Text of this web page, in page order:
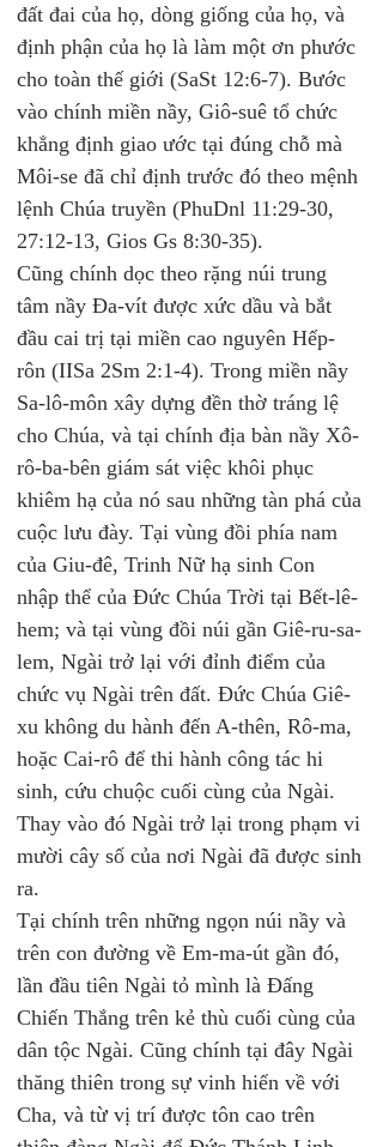
đất đai của họ, dòng giống của họ, và
định phận của họ là làm một ơn phước
cho toàn thế giới (SaSt 12:6-7). Bước
vào chính miền nầy, Giô-suê tổ chức
khẳng định giao ước tại đúng chỗ mà
Môi-se đã chỉ định trước đó theo mệnh
lệnh Chúa truyền (PhuDnl 11:29-30,
27:12-13, Gios Gs 8:30-35).
Cũng chính dọc theo rặng núi trung
tâm nầy Đa-vít được xức dầu và bắt
đầu cai trị tại miền cao nguyên Hếp-
rôn (IISa 2Sm 2:1-4). Trong miền nầy
Sa-lô-môn xây dựng đền thờ tráng lệ
cho Chúa, và tại chính địa bàn nầy Xô-
rô-ba-bên giám sát việc khôi phục
khiêm hạ của nó sau những tàn phá của
cuộc lưu đày. Tại vùng đồi phía nam
của Giu-đê, Trinh Nữ hạ sinh Con
nhập thể của Đức Chúa Trời tại Bết-lê-
hem; và tại vùng đồi núi gần Giê-ru-sa-
lem, Ngài trở lại với đỉnh điểm của
chức vụ Ngài trên đất. Đức Chúa Giê-
xu không du hành đến A-thên, Rô-ma,
hoặc Cai-rô để thi hành công tác hi
sinh, cứu chuộc cuối cùng của Ngài.
Thay vào đó Ngài trở lại trong phạm vi
mười cây số của nơi Ngài đã được sinh
ra.
Tại chính trên những ngọn núi nầy và
trên con đường về Em-ma-út gần đó,
lần đầu tiên Ngài tỏ mình là Đấng
Chiến Thắng trên kẻ thù cuối cùng của
dân tộc Ngài. Cũng chính tại đây Ngài
thăng thiên trong sự vinh hiển về với
Cha, và từ vị trí được tôn cao trên